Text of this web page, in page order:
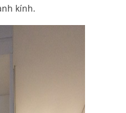
kính.